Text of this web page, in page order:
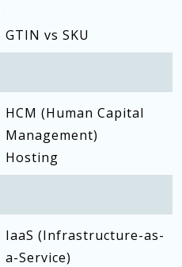
GTIN vs SKU
HCM (Human Capital
Management)
Hosting
IaaS (Infrastructure-as-
a-Service)